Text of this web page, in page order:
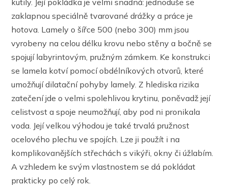
zaklapnou speciálně tvarované drážky a práce je
hotova. Lamely o šířce 500 (nebo 300) mm jsou
vyrobeny na celou délku krovu nebo stěny a bočně se
spojují labyrintovým, pružným zámkem. Ke konstrukci
se lamela kotví pomocí obdélníkových otvorů, které
umožňují dilatační pohyby lamely. Z hlediska rizika
zatečení jde o velmi spolehlivou krytinu, poněvadž její
celistvost a spoje neumožňují, aby pod ni pronikala
voda. Její velkou výhodou je také trvalá pružnost
ocelového plechu ve spojích. Lze ji použít i na
komplikovanějších střechách s vikýři, okny či úžlabím.
A vzhledem ke svým vlastnostem se dá pokládat
prakticky po celý rok.